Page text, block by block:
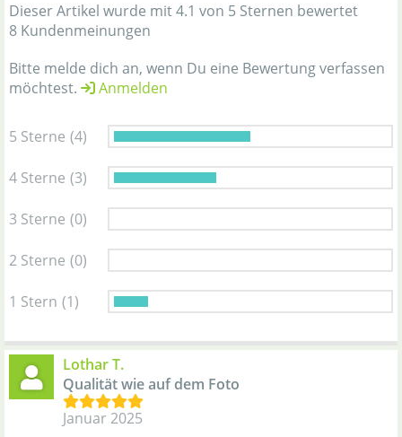
Dieser Artikel wurde mit 4.1 von 5 Sternen bewertet
8 Kundenmeinungen
Bitte melde dich an, wenn Du eine Bewertung verfassen
möchtest.
Anmelden
5 Sterne (4)
4 Sterne (3)
3 Sterne (0)
2 Sterne (0)
1 Stern (1)
Lothar T.
Qualität wie auf dem Foto
Januar 2025